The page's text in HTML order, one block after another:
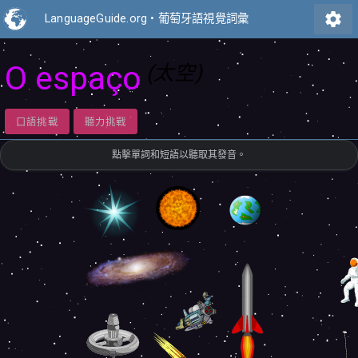
LanguageGuide.org • 葡萄牙語視覺詞彙 settings
O espaço (太空)
口語挑戰 聽力挑戰
點擊單詞和短語以聽取其發音。